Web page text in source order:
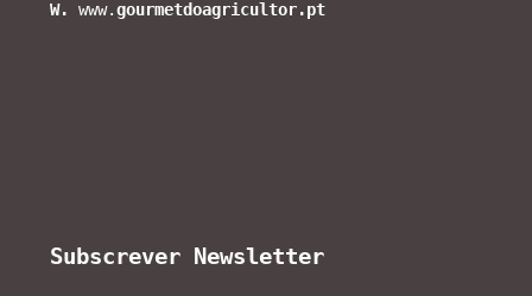
W. www.gourmetdoagricultor.pt
Subscrever Newsletter